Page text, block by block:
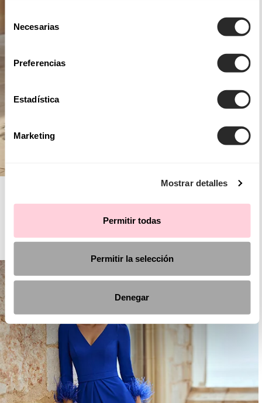
Necesarias
Preferencias
Estadística
Marketing
Mostrar detalles
Permitir todas
Permitir la selección
Denegar
COCKTAIL